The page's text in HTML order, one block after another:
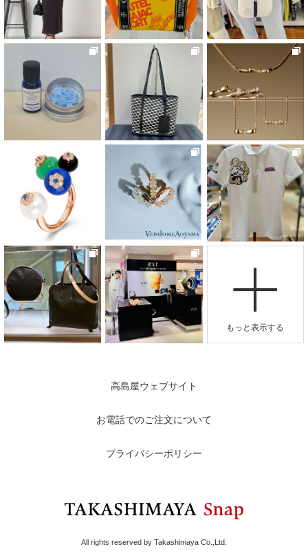
高島屋ウェブサイト
お電話でのご注文について
プライバシーポリシー
All rights reserved by Takashimaya Co.,Ltd.